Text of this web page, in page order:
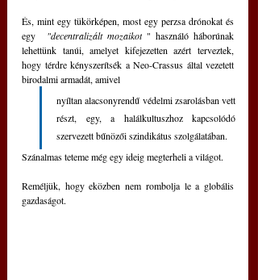
És, mint egy tükörképen, most egy perzsa drónokat és
egy "decentralizált mozaikot " használó háborúnak
lehettünk tanúi, amelyet kifejezetten azért terveztek,
hogy térdre kényszerítsék a Neo-Crassus által vezetett
birodalmi armadát, amivel
nyíltan alacsonyrendű védelmi zsarolásban vett
részt, egy, a halálkultuszhoz kapcsolódó
szervezett bűnözői szindikátus szolgálatában.
Szánalmas teteme még egy ideig megterheli a világot.
Reméljük, hogy eközben nem rombolja le a globális
gazdaságot.